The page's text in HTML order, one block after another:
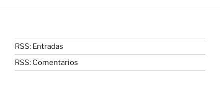
RSS: Entradas
RSS: Comentarios